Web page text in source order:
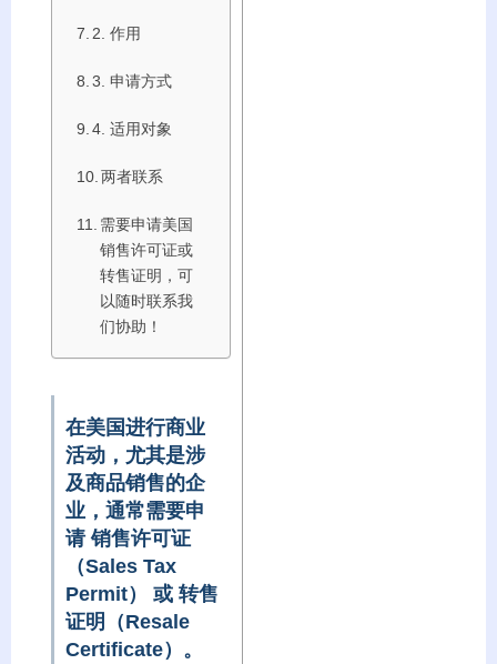
2. 作用
3. 申请方式
4. 适用对象
两者联系
需要申请美国
销售许可证或
转售证明，可
以随时联系我
们协助！
在美国进行商业
活动，尤其是涉
及商品销售的企
业，通常需要申
请销售许可证
（Sales Tax
Permit）
或 转售
证明（Resale
Certificate） 。